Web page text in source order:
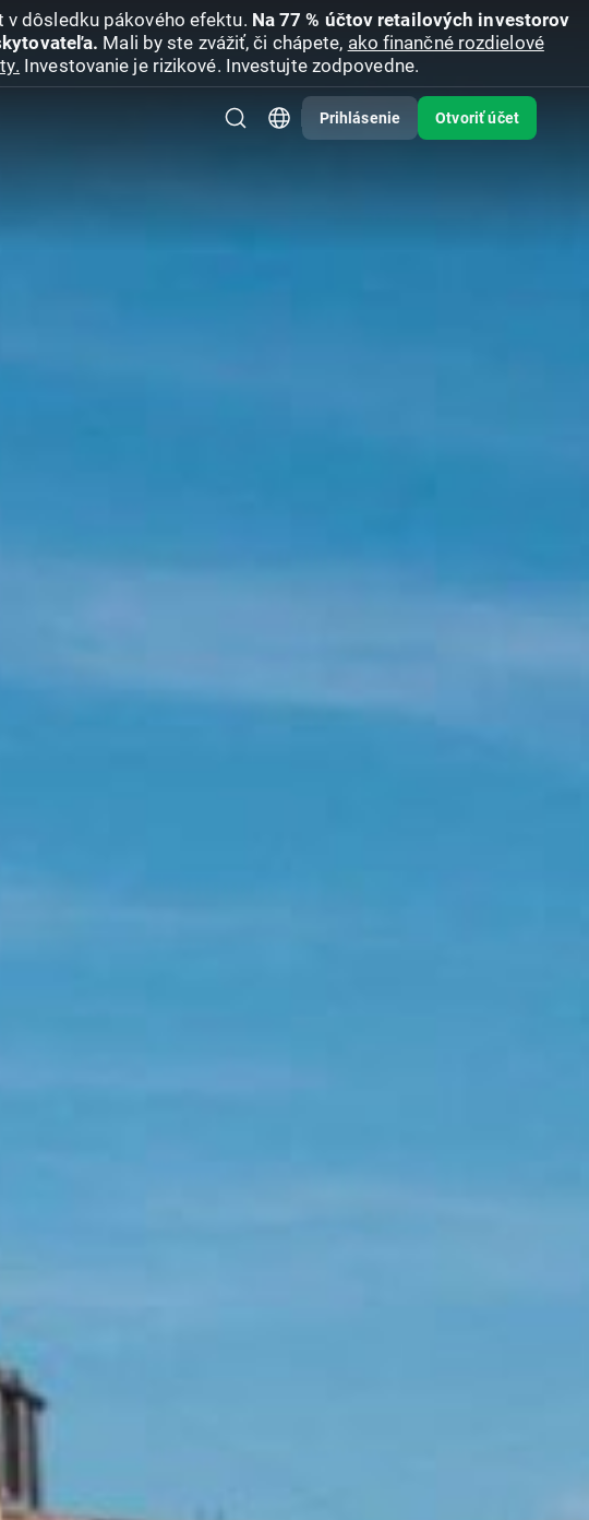
v dôsledku pákového efektu. Na 77 % účtov retailových investorov
Mali by ste zvážiť, či chápete, ako finančné rozdielové
Investovanie je rizikové. Investujte zodpovedne.
Prihlásenie Otvoriť účet